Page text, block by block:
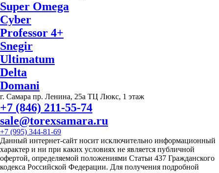
Super Omega
Cyber
Professor 4+
Snegir
Ultimatum
Delta
Domani
г. Самара пр. Ленина, 25а ТЦ Люкс, 1 этаж
+7 (846) 211-55-74
sale@torexsamara.ru
+7 (995) 344-81-69
Данный интернет-сайт носит исключительно информационный
характер и ни при каких условиях не является публичной
офертой, определяемой положениями Статьи 437 Гражданского
кодекса Российской Федерации. Для получения подробной